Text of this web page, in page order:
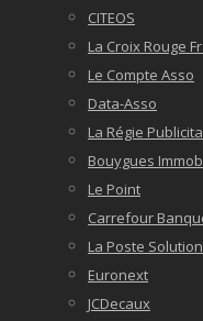
CITEOS
La Croix Rouge
Le Compte Asso
Data-Asso
La Régie
Bouygues
Le Point
Carrefour
La Poste
Euronext
JCDecaux